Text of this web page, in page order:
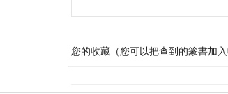
您的收藏（您可以把查到的篆書加